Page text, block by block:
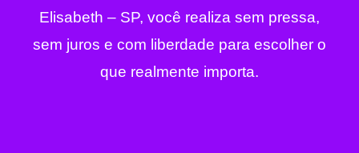
Elisabeth – SP, você realiza sem pressa,
sem juros e com liberdade para escolher o
que realmente importa.